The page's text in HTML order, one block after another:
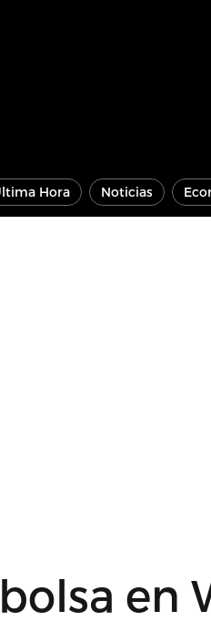
Hora Noticias
en